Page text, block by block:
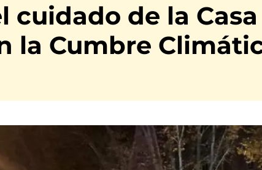
cuidado de la
la Cumbre